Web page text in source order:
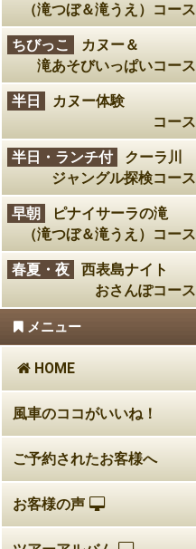
（滝つぼ＆滝うえ）コース
ちびっこ
カヌー＆
滝あそびいっぱいコース
半日
カヌー体験
コース
半日・ランチ付
クーラ川
ジャングル探検コース
早朝
ピナイサーラの滝
（滝つぼ＆滝うえ）コース
春夏・夜
西表島ナイト
おさんぽコース
メニュー
HOME
風車のココがいいね！
ご予約されたお客様へ
お客様の声